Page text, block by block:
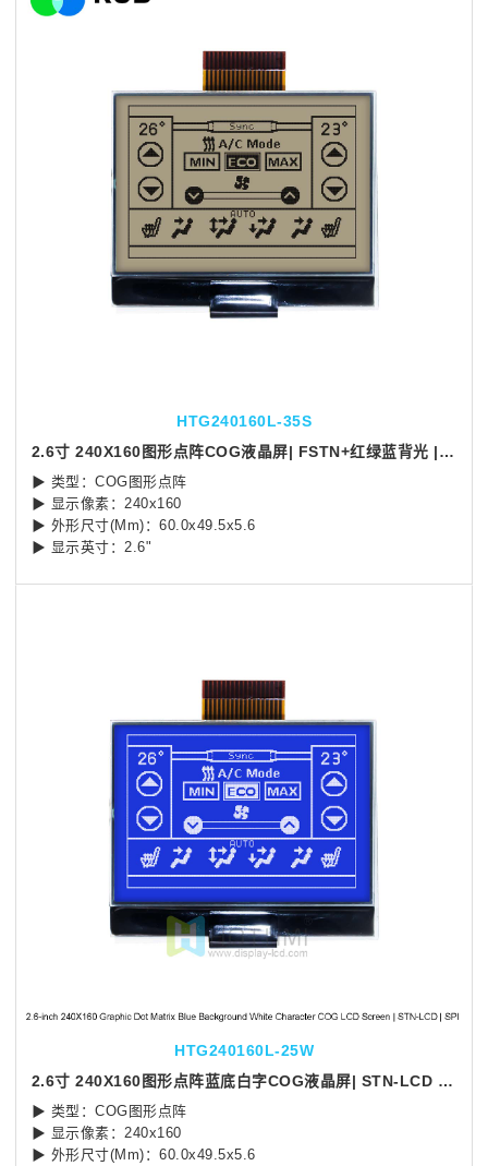
HTG240160L-35S
2.6寸 240X160图形点阵COG液晶屏| FSTN+红绿蓝背光 | SPI 接口 | Arduino
▶ 类型：COG图形点阵
▶ 显示像素：240x160
▶ 外形尺寸(Mm)：60.0x49.5x5.6
▶ 显示英寸：2.6"
HTG240160L-25W
2.6寸 240X160图形点阵蓝底白字COG液晶屏| STN-LCD | SPI 接口 | Arduino
▶ 类型：COG图形点阵
▶ 显示像素：240x160
▶ 外形尺寸(Mm)：60.0x49.5x5.6